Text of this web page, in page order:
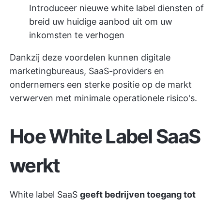
Introduceer nieuwe white label diensten of
breid uw huidige aanbod uit om uw
inkomsten te verhogen
Dankzij deze voordelen kunnen digitale
marketingbureaus, SaaS-providers en
ondernemers een sterke positie op de markt
verwerven met minimale operationele risico's.
Hoe White Label SaaS
werkt
White label SaaS geeft bedrijven toegang tot